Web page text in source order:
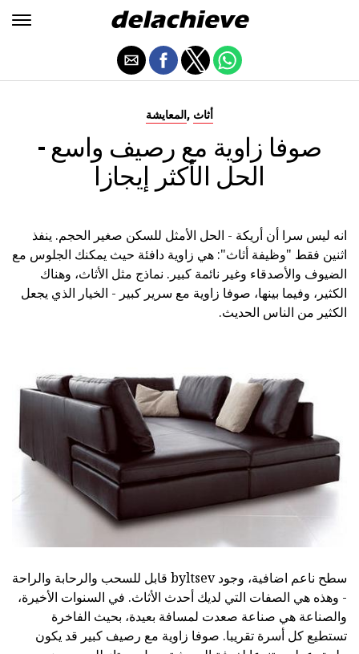
المعايشة , أثاث
صوفا زاوية مع رصيف واسع -
الحل الأكثر إيجازا
انه ليس سرا أن أريكة - الحل الأمثل للسكن صغير الحجم. ينفذ
اثنين فقط "وظيفة أثاث": هي زاوية دافئة حيث يمكنك الجلوس مع
الضيوف والأصدقاء وغير نائمة كبير. نماذج مثل الأثاث، وهناك
الكثير، وفيما بينها، صوفا زاوية مع سرير كبير - الخيار الذي يجعل
الكثير من الناس الحديث.
سطح ناعم اضافية، وجود byltsev قابل للسحب والرحابة والراحة
- وهذه هي الصفات التي لديك أحدث الأثاث. في السنوات الأخيرة،
والصناعة هي صناعة صعدت لمسافة بعيدة، بحيث الفاخرة
تستطيع كل أسرة تقريبا. صوفا زاوية مع رصيف كبير قد يكون